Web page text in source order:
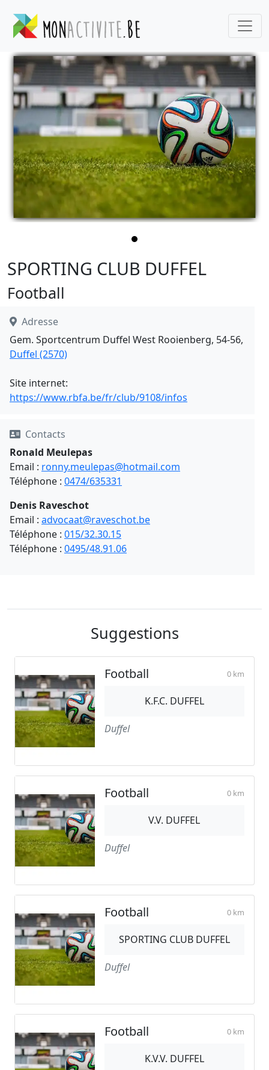
SPORTING CLUB DUFFEL
Football
Adresse
Gem. Sportcentrum Duffel West Rooienberg, 54-56,
Duffel (2570)
Site internet:
https://www.rbfa.be/fr/club/9108/infos
Contacts
Ronald Meulepas
Email : ronny.meulepas@hotmail.com
Téléphone : 0474/635331
Denis Raveschot
Email : advocaat@raveschot.be
Téléphone : 015/32.30.15
Téléphone : 0495/48.91.06
Suggestions
Football 0 km
K.F.C. DUFFEL
Duffel
Football 0 km
V.V. DUFFEL
Duffel
Football 0 km
SPORTING CLUB DUFFEL
Duffel
Football 0 km
K.V.V. DUFFEL